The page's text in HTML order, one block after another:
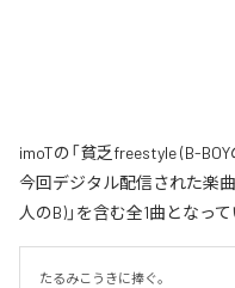
imoTの「貧乏freestyle (B-
今回デジタル配信された楽
人のB)」を含む全1曲となって
たるみこうきに捧ぐ。